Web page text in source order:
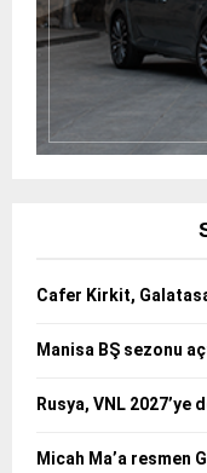
Cafer Kirkit,
Manisa BŞ sezonu
Rusya, VNL 2027’ye
Micah Ma’a resmen